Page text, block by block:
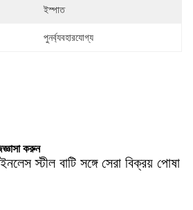
ইস্পাত
পুনর্ব্যবহারযোগ্য
করুন
স্টীল বাটি সঙ্গে সেরা বিক্রয় পোষা